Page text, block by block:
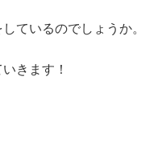
ているのでしょうか。
きます！